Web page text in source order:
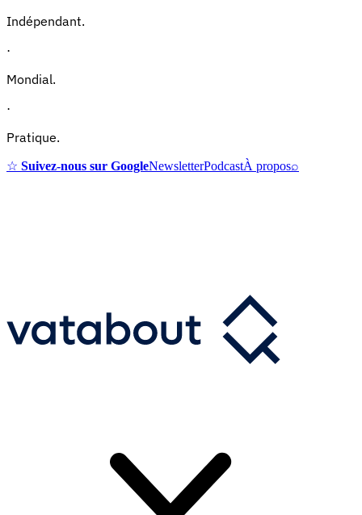
Indépendant.
·
Mondial.
·
Pratique.
☆ Suivez-nous sur GoogleNewsletterPodcastÀ propos⌕